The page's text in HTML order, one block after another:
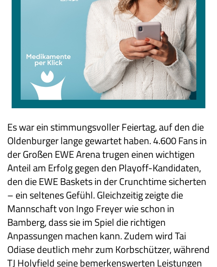
Es war ein stimmungsvoller Feiertag, auf den die
Oldenburger lange gewartet haben. 4.600 Fans in
der Großen EWE Arena trugen einen wichtigen
Anteil am Erfolg gegen den Playoff-Kandidaten,
den die EWE Baskets in der Crunchtime sicherten
– ein seltenes Gefühl. Gleichzeitig zeigte die
Mannschaft von Ingo Freyer wie schon in
Bamberg, dass sie im Spiel die richtigen
Anpassungen machen kann. Zudem wird Tai
Odiase deutlich mehr zum Korbschützer, während
TJ Holyfield seine bemerkenswerten Leistungen